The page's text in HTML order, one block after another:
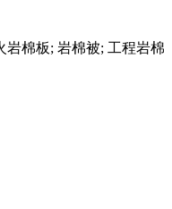
岩棉板; 岩棉被; 工程岩棉